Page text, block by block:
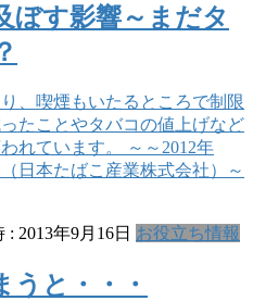
ぼす影響～まだタ
、喫煙もいたるところで制限
たことやタバコの値上げなど
れています。 ～～2012年
日本たばこ産業株式会社）～
: 2013年9月16日 お役立ち情報
うと・・・